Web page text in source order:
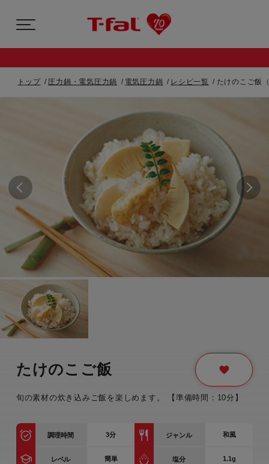
トップ 圧力鍋・電気圧力鍋 電気圧力鍋 レシピ一覧 たけのこご飯
たけのこご飯
旬の素材の炊き込みご飯を楽しめます。 【準備時間：10分】
調理時間 3分 ジャンル 和風
レベル 簡単 塩分 1.1g